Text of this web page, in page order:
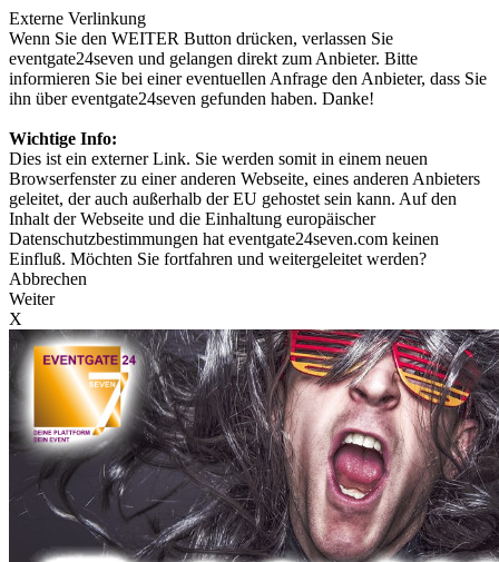
Externe Verlinkung
Wenn Sie den WEITER Button drücken, verlassen Sie
eventgate24seven und gelangen direkt zum Anbieter. Bitte
informieren Sie bei einer eventuellen Anfrage den Anbieter, dass Sie
ihn über eventgate24seven gefunden haben. Danke!
Wichtige Info:
Dies ist ein externer Link. Sie werden somit in einem neuen
Browserfenster zu einer anderen Webseite, eines anderen Anbieters
geleitet, der auch außerhalb der EU gehostet sein kann. Auf den
Inhalt der Webseite und die Einhaltung europäischer
Datenschutzbestimmungen hat eventgate24seven.com keinen
Einfluß. Möchten Sie fortfahren und weitergeleitet werden?
Abbrechen
Weiter
X